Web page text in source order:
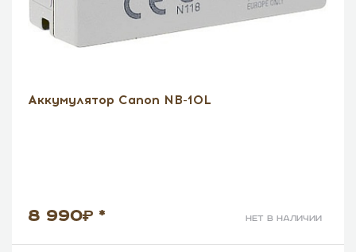
Аккумулятор Canon NB-10L
8 990 * нет в наличии